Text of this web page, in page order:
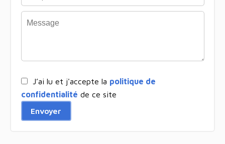
J’ai lu et j'accepte la politique de
confidentialité de ce site
Envoyer